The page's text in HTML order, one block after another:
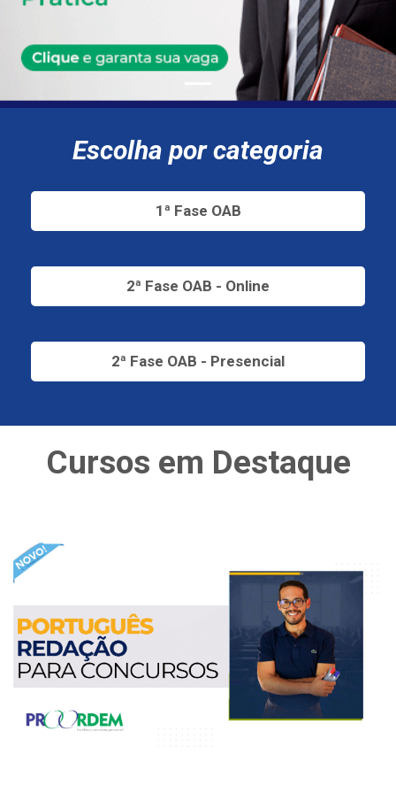
Escolha por categoria
1ª Fase OAB
2ª Fase OAB - Online
2ª Fase OAB - Presencial
Cursos em Destaque